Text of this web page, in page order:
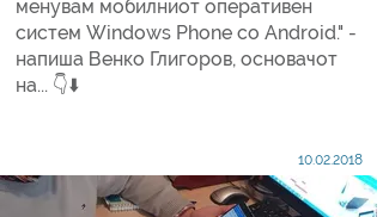
менувам мобилниот оперативен
систем Windows Phone со Android." -
напиша Венко Глигоров, основачот
на... 👇⬇️
10.02.2018